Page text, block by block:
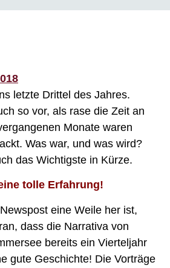
letzte Drittel des Jahres.
so vor, als rase die Zeit an
Monate waren
Was war, und was wird?
das Wichtigste in Kürze.
tolle Erfahrung!
eine Weile her ist,
dass die Narrativa von
bereits ein Vierteljahr
gute Geschichte! Die Vorträge